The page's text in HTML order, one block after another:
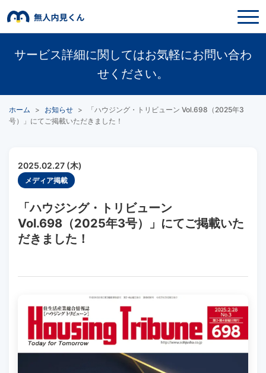
サービス詳細に関してはお気軽にお問い合わ
せください。
ホーム > お知らせ >
「ハウジング・トリビューン Vol.698（2025年3
号）」にてご掲載いただきました！
2025.02.27 (木)
メディア掲載
「ハウジング・トリビューン
Vol.698（2025年3号）」にてご掲載いた
だきました！